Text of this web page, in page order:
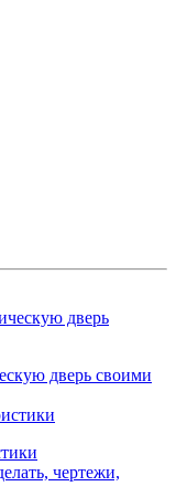
дверь своими